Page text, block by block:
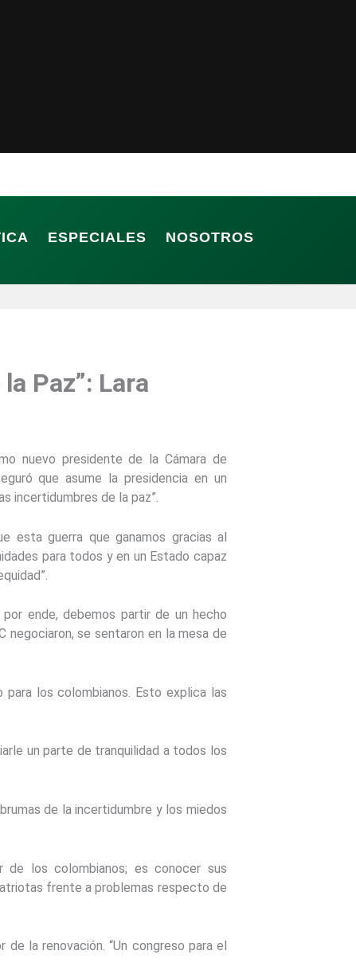
ESPECIALES
NOSOTROS
Paz”: Lara
nuevo presidente de la Cámara de
que asume la presidencia en un
incertidumbres de la paz”.
esta guerra que ganamos gracias al
para todos y en un Estado capaz
ende, debemos partir de un hecho
negociaron, se sentaron en la mesa de
para los colombianos. Esto explica las
un parte de tranquilidad a todos los
de la incertidumbre y los miedos
los colombianos; es conocer sus
frente a problemas respecto de
la renovación. “Un congreso para el